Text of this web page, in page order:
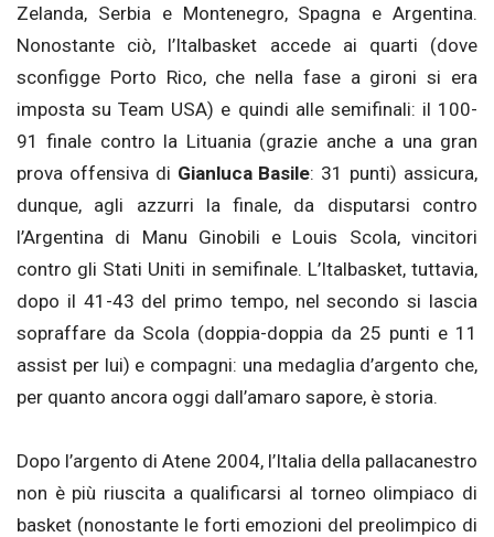
Zelanda, Serbia e Montenegro, Spagna e Argentina.
Nonostante ciò, l’Italbasket accede ai quarti (dove
sconfigge Porto Rico, che nella fase a gironi si era
imposta su Team USA) e quindi alle semifinali: il 100-
91 finale contro la Lituania (grazie anche a una gran
prova offensiva di Gianluca Basile: 31 punti) assicura,
dunque, agli azzurri la finale, da disputarsi contro
l’Argentina di Manu Ginobili e Louis Scola, vincitori
contro gli Stati Uniti in semifinale. L’Italbasket, tuttavia,
dopo il 41-43 del primo tempo, nel secondo si lascia
sopraffare da Scola (doppia-doppia da 25 punti e 11
assist per lui) e compagni: una medaglia d’argento che,
per quanto ancora oggi dall’amaro sapore, è storia.
Dopo l’argento di Atene 2004, l’Italia della pallacanestro
non è più riuscita a qualificarsi al torneo olimpiaco di
basket (nonostante le forti emozioni del preolimpico di